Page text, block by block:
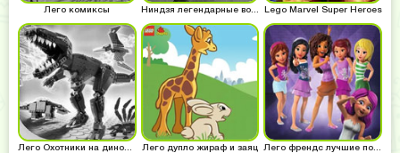
Лего комиксы Ниндзя легендарные воины Lego Marvel Super Heroes
Лего дупло жираф и заяц